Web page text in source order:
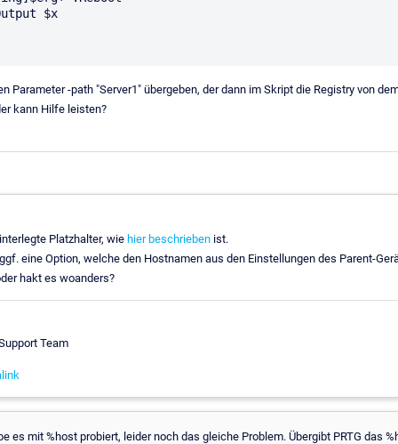
Parameter -path "Server1" übergeben, der dann im Skript die Registry von
kann Hilfe leisten?
Platzhalter, wie hier beschrieben ist.
eine Option, welche den Hostnamen aus den Einstellungen des Parent-
hakt es woanders?
Team
es mit %host probiert, leider noch das gleiche Problem. Übergibt PRTG das